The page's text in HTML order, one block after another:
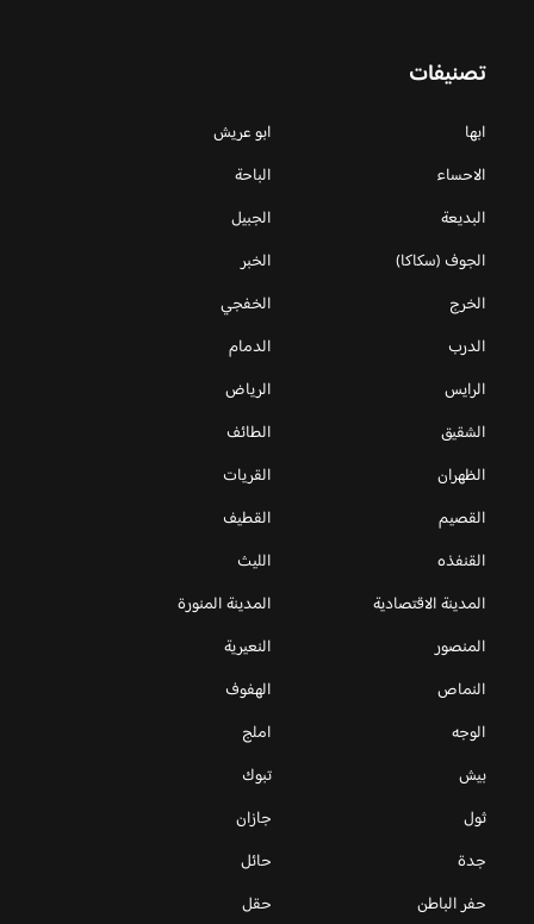
تصنيفات
ابها
ابو عريش
الاحساء
الباحة
البديعة
الجبيل
الجوف (سكاكا)
الخبر
الخرج
الخفجي
الدرب
الدمام
الرايس
الرياض
الشقيق
الطائف
الظهران
القريات
القصيم
القطيف
القنفذه
الليث
المدينة الاقتصادية
المدينة المنورة
المنصور
النعيرية
النماص
الهفوف
الوجه
املج
بيش
تبوك
ثول
جازان
جدة
حائل
حفر الباطن
حقل